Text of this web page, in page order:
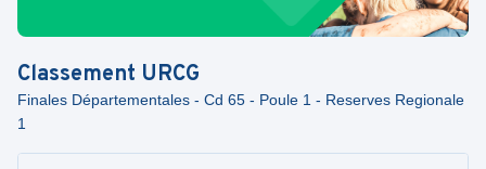
Classement URCG
Finales Départementales - Cd 65 - Poule 1 - Reserves Regionale
1